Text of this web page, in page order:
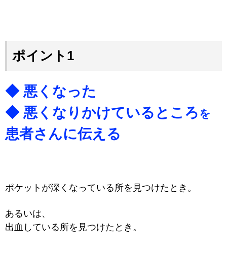
ポイント1
◆ 悪くなった
◆ 悪くなりかけているところ を
患者さんに伝える
ポケットが深くなっている所を見つけたとき。
あるいは、
出血している所を見つけたとき。